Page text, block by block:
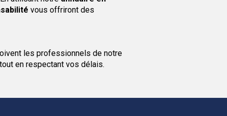
vous offriront des
les professionnels de notre
en respectant vos délais.